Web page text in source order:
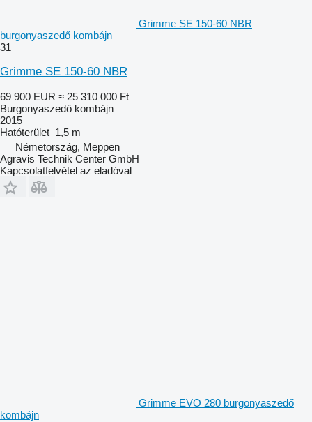
Grimme SE 150-60 NBR
burgonyaszedő kombájn
31
Grimme SE 150-60 NBR
69 900 EUR ≈ 25 310 000 Ft
Burgonyaszedő kombájn
2015
Hatóterület 1,5 m
Németország, Meppen
Agravis Technik Center GmbH
Kapcsolatfelvétel az eladóval
Grimme EVO 280 burgonyaszedő
kombájn